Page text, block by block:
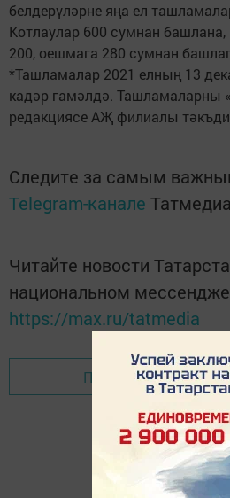
белдерүләрне яңа ел
Котлаулар 600 сумнан
200, оешмага 280 сумнан
*Ташламалар 2021 елның 13
кадәр гамәлдә. Ташламаларны
редакциясе АҖ филиалы
Следите за самым
Telegram-канале Татмедиа
Читайте новости
национальном
https://max.ru/tatmedia
Перейти на страницу